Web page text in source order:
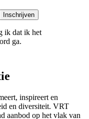
Inschrijven
ik dat ik het
ga.
inspireert en
en diversiteit. VRT
aanbod op het vlak van